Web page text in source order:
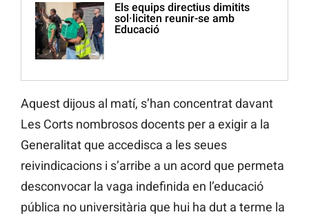
Els equips directius dimitits
sol·liciten reunir-se amb
Educació
Aquest dijous al matí, s’han concentrat davant
Les Corts nombrosos docents per a exigir a la
Generalitat que accedisca a les seues
reivindicacions i s’arribe a un acord que permeta
desconvocar la vaga indefinida en l’educació
pública no universitària que hui ha dut a terme la